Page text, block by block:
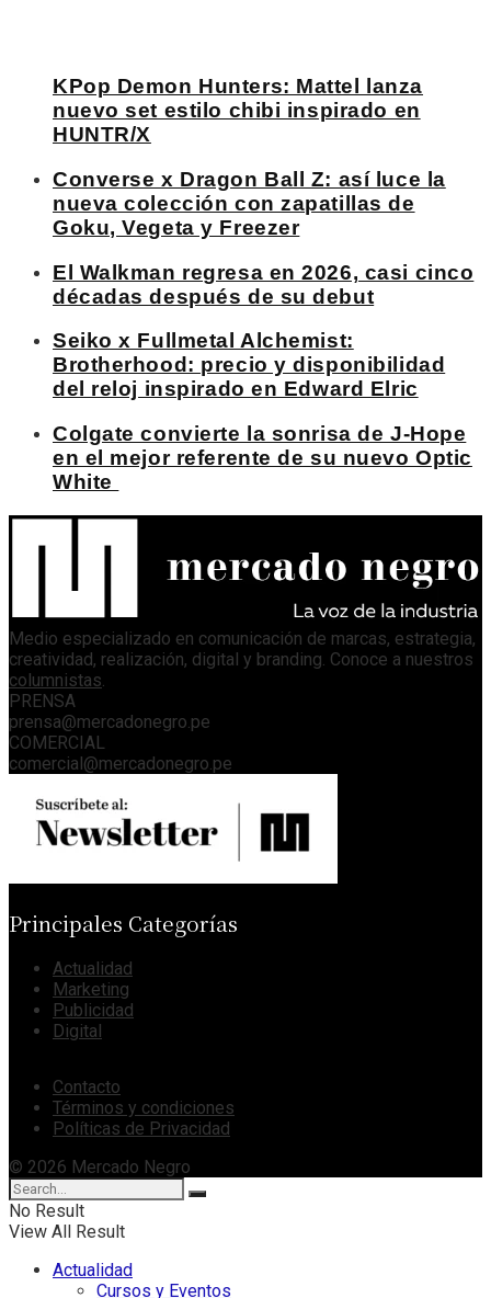
KPop Demon Hunters: Mattel lanza
nuevo set estilo chibi inspirado en
HUNTR/X
Converse x Dragon Ball Z: así luce la
nueva colección con zapatillas de
Goku, Vegeta y Freezer
El Walkman regresa en 2026, casi cinco
décadas después de su debut
Seiko x Fullmetal Alchemist:
Brotherhood: precio y disponibilidad
del reloj inspirado en Edward Elric
Colgate convierte la sonrisa de J-Hope
en el mejor referente de su nuevo Optic
White
Medio especializado en comunicación de marcas, estrategia,
creatividad, realización, digital y branding. Conoce a nuestros
columnistas
PRENSA
prensa@mercadonegro.pe
COMERCIAL
comercial@mercadonegro.pe
Principales Categorías
Actualidad
Marketing
Publicidad
Digital
Contacto
Términos y condiciones
Políticas de Privacidad
© 2026 Mercado Negro
No Result
View All Result
Actualidad
Cursos y Eventos